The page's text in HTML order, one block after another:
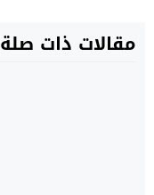
مقالات ذات صلة